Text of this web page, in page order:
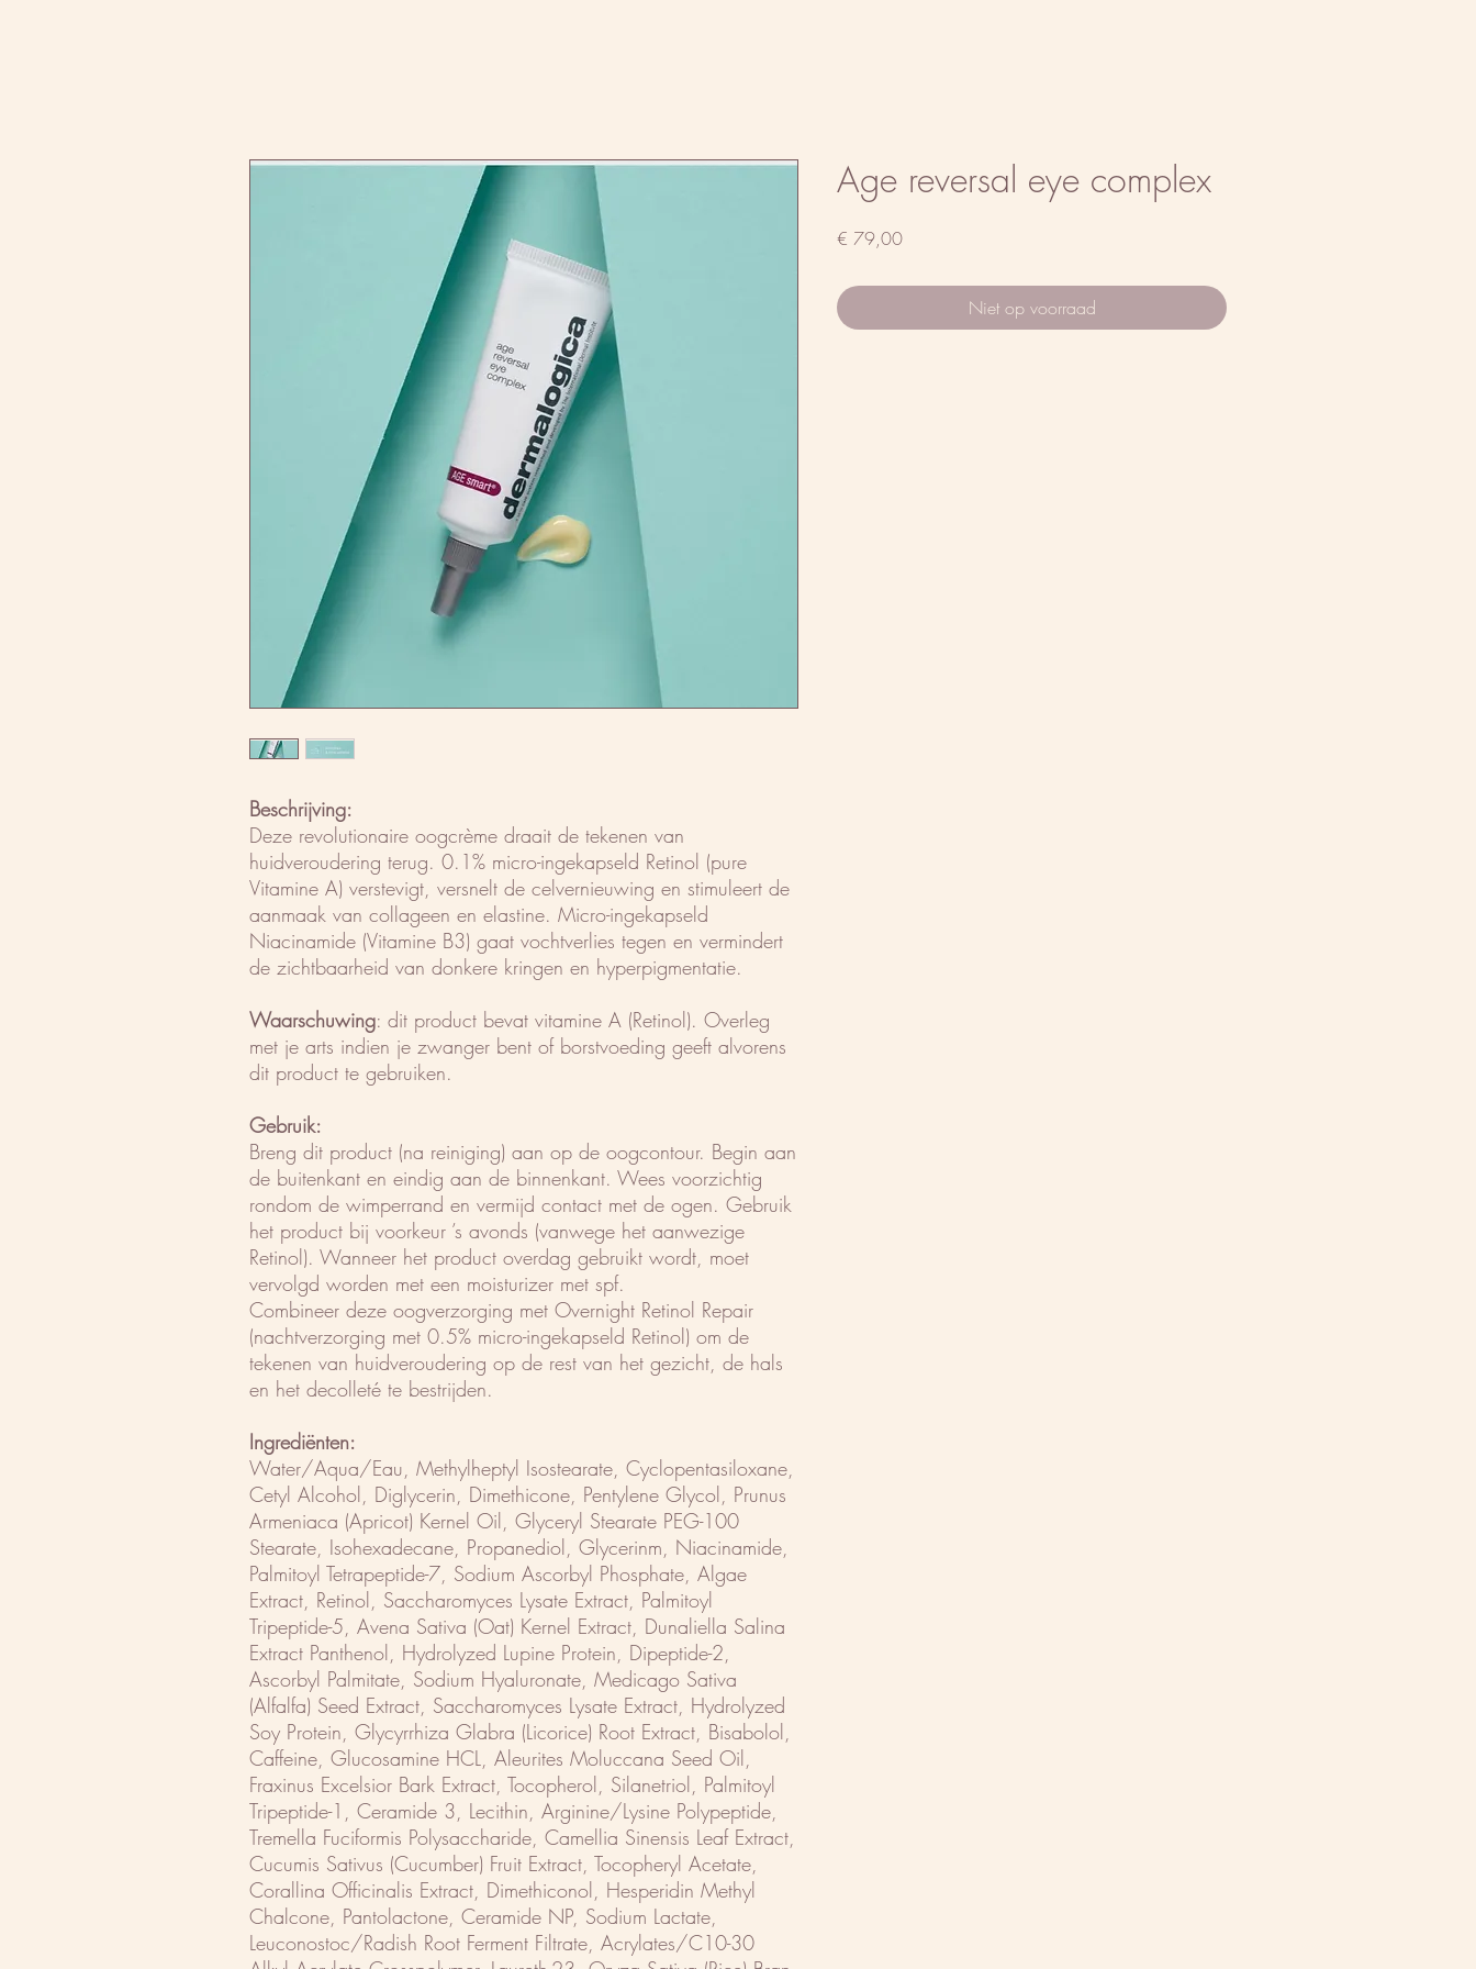
Beschrijving:
Deze revolutionaire oogcrème draait de tekenen van
huidveroudering terug. 0.1% micro-ingekapseld Retinol (pure
Vitamine A) verstevigt, versnelt de celvernieuwing en stimuleert de
aanmaak van collageen en elastine. Micro-ingekapseld
Niacinamide (Vitamine B3) gaat vochtverlies tegen en vermindert
de zichtbaarheid van donkere kringen en hyperpigmentatie.
Waarschuwing: dit product bevat vitamine A (Retinol). Overleg
met je arts indien je zwanger bent of borstvoeding geeft alvorens
dit product te gebruiken.
Gebruik:
Breng dit product (na reiniging) aan op de oogcontour. Begin aan
de buitenkant en eindig aan de binnenkant. Wees voorzichtig
rondom de wimperrand en vermijd contact met de ogen. Gebruik
het product bij voorkeur ’s avonds (vanwege het aanwezige
Retinol). Wanneer het product overdag gebruikt wordt, moet
vervolgd worden met een moisturizer met spf.
Combineer deze oogverzorging met Overnight Retinol Repair
(nachtverzorging met 0.5% micro-ingekapseld Retinol) om de
tekenen van huidveroudering op de rest van het gezicht, de hals
en het decolleté te bestrijden.
Ingrediënten:
Water/Aqua/Eau, Methylheptyl Isostearate, Cyclopentasiloxane,
Cetyl Alcohol, Diglycerin, Dimethicone, Pentylene Glycol, Prunus
Armeniaca (Apricot) Kernel Oil, Glyceryl Stearate PEG-100
Stearate, Isohexadecane, Propanediol, Glycerinm, Niacinamide,
Palmitoyl Tetrapeptide-7, Sodium Ascorbyl Phosphate, Algae
Extract, Retinol, Saccharomyces Lysate Extract, Palmitoyl
Tripeptide-5, Avena Sativa (Oat) Kernel Extract, Dunaliella Salina
Extract Panthenol, Hydrolyzed Lupine Protein, Dipeptide-2,
Ascorbyl Palmitate, Sodium Hyaluronate, Medicago Sativa
(Alfalfa) Seed Extract, Saccharomyces Lysate Extract, Hydrolyzed
Soy Protein, Glycyrrhiza Glabra (Licorice) Root Extract, Bisabolol,
Caffeine, Glucosamine HCL, Aleurites Moluccana Seed Oil,
Fraxinus Excelsior Bark Extract, Tocopherol, Silanetriol, Palmitoyl
Tripeptide-1, Ceramide 3, Lecithin, Arginine/Lysine Polypeptide,
Tremella Fuciformis Polysaccharide, Camellia Sinensis Leaf Extract,
Cucumis Sativus (Cucumber) Fruit Extract, Tocopheryl Acetate,
Corallina Officinalis Extract, Dimethiconol, Hesperidin Methyl
Chalcone, Pantolactone, Ceramide NP, Sodium Lactate,
Leuconostoc/Radish Root Ferment Filtrate, Acrylates/C10-30
Age reversal eye complex
€ 79,00Prijs
Niet op voorraad